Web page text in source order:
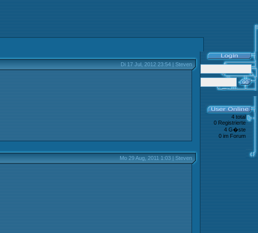
Di 17 Jul, 2012 23:54 | Steven
Mo 29 Aug, 2011 1:03 | Steven
4 total
0 Registrierte
4 G�ste
0 im Forum